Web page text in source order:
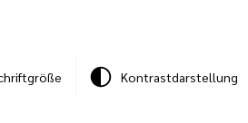
Kontrastdarstellung